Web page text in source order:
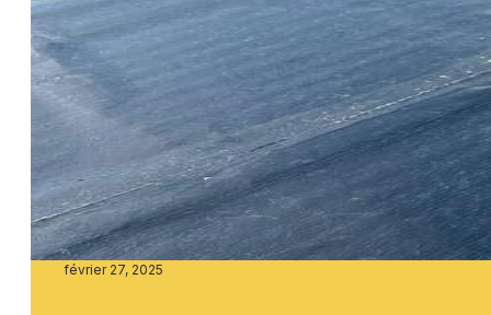
février 27, 2025